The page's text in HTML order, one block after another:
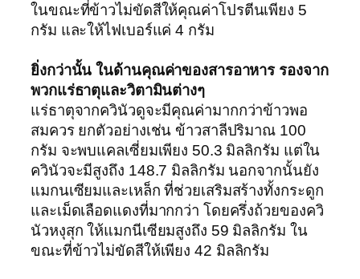
ในขณะที่ข้าวไม่ขัดสีให้คุณค่าโปรตีนเพียง 5
กรัม และให้ไฟเบอร์แค่ 4 กรัม
ยิ่งกว่านั้น ในด้านคุณค่าของสารอาหาร รองจาก
พวกแร่ธาตุและวิตามินต่างๆ
แร่ธาตุจากควินัวดูจะมีคุณค่ามากกว่าข้าวพอ
สมควร ยกตัวอย่างเช่น ข้าวสาลีปริมาณ 100
กรัม จะพบแคลเซี่ยมเพียง 50.3 มิลลิกรัม แต่ใน
ควินัวจะมีสูงถึง 148.7 มิลลิกรัม นอกจากนั้นยัง
แมกนเซียมและเหล็ก ที่ช่วยเสริมสร้างทั้งกระดูก
และเม็ดเลือดแดงที่มากกว่า โดยครึ่งถ้วยของควิ
นัวหงุสุก ให้แมกนีเซียมสูงถึง 59 มิลลิกรัม ใน
ขณะที่ข้าวไม่ขัดสีให้เพียง 42 มิลลิกรัม